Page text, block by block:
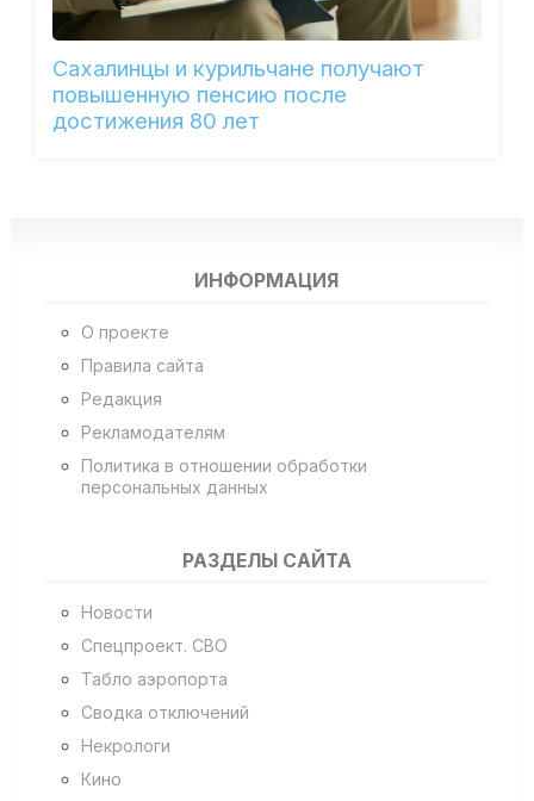
Сахалинцы и курильчане получают
повышенную пенсию после
достижения 80 лет
ИНФОРМАЦИЯ
О проекте
Правила сайта
Редакция
Рекламодателям
Политика в отношении обработки
персональных данных
РАЗДЕЛЫ САЙТА
Новости
Спецпроект. СВО
Табло аэропорта
Сводка отключений
Некрологи
Кино